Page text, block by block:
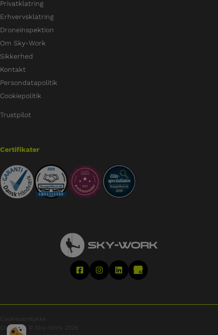
Privatklatring
Erhvervsklatring
Droneinspektion
Om Sky-Work
Sikkerhed
Kontakt
Persondatapolitik
Cookiepolitik
Trustpilot
Certifikater
Cookiesamtykke
Copyright © Sky-Work 2026